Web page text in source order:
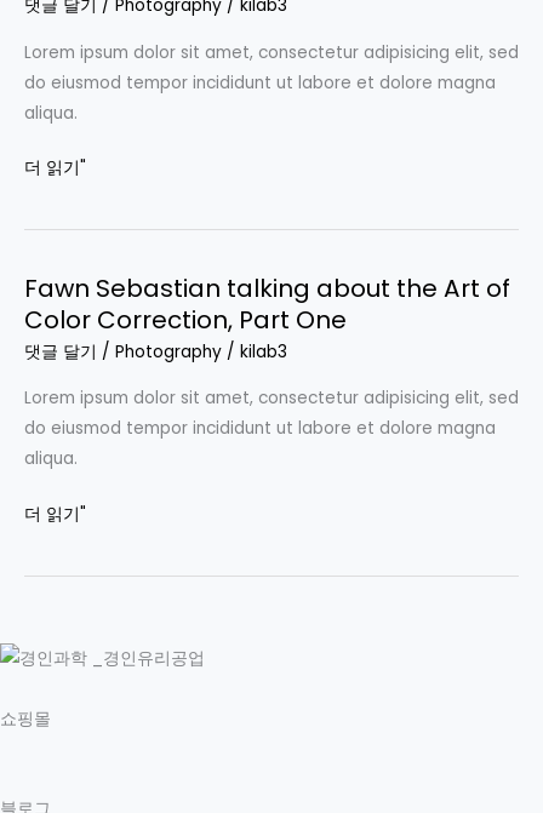
댓글 달기 / Photography / kilab3
Lorem ipsum dolor sit amet, consectetur adipisicing elit, sed
do eiusmod tempor incididunt ut labore et dolore magna
aliqua.
the
Art
of
Correction,
더 읽기"
Fawn Sebastian talking about the Art of
Color Correction, Part One
댓글 달기 / Photography / kilab3
Lorem ipsum dolor sit amet, consectetur adipisicing elit, sed
do eiusmod tempor incididunt ut labore et dolore magna
aliqua.
Fawn
Sebastian
talking
the
Art
of
Correction,
더 읽기"
쇼핑몰